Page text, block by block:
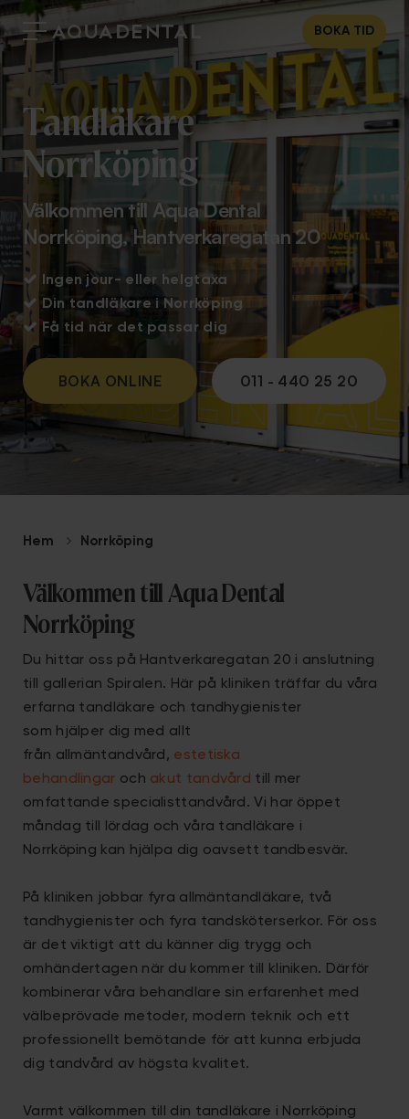
BOKA TID
Tandläkare
Norrköping
Välkommen till Aqua Dental
Norrköping, Hantverkaregatan 20
 Ingen jour- eller helgtaxa
 Din tandläkare i Norrköping
Få tid när det passar dig
BOKA ONLINE 011 - 440 25 20
Hem Norrköping
Välkommen till Aqua Dental
Norrköping
Du hittar oss på Hantverkaregatan 20 i anslutning
till gallerian Spiralen. Här på kliniken träffar du våra
erfarna tandläkare och tandhygienister
som hjälper dig med allt
från allmäntandvård, estetiska
behandlingar och akut tandvård till mer
omfattande specialisttandvård. Vi har öppet
måndag till lördag och våra tandläkare i
Norrköping kan hjälpa dig oavsett tandbesvär.
På kliniken jobbar fyra allmäntandläkare, två
tandhygienister och fyra tandsköterserkor. För oss
är det viktigt att du känner dig trygg och
omhändertagen när du kommer till kliniken. Därför
kombinerar våra behandlare sin erfarenhet med
välbeprövade metoder, modern teknik och ett
professionellt bemötande för att kunna erbjuda
dig tandvård av högsta kvalitet.
Varmt välkommen till din tandläkare i Norrköping